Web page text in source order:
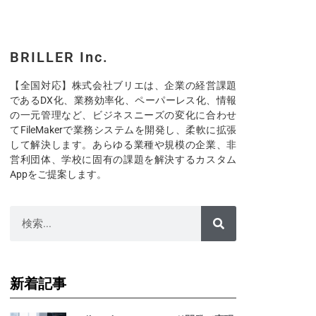
BRILLER Inc.
【全国対応】株式会社ブリエは、企業の経営課題
であるDX化、業務効率化、ペーパーレス化、情報
の一元管理など、ビジネスニーズの変化に合わせ
てFileMakerで業務システムを開発し、柔軟に拡張
して解決します。あらゆる業種や規模の企業、非
営利団体、学校に固有の課題を解決するカスタム
Appをご提案します。
新着記事